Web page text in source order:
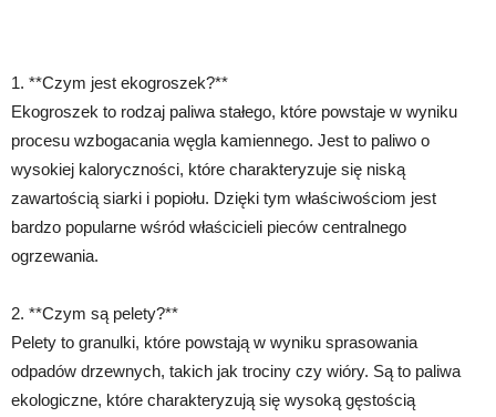
1. **Czym jest ekogroszek?**
Ekogroszek to rodzaj paliwa stałego, które powstaje w wyniku
procesu wzbogacania węgla kamiennego. Jest to paliwo o
wysokiej kaloryczności, które charakteryzuje się niską
zawartością siarki i popiołu. Dzięki tym właściwościom jest
bardzo popularne wśród właścicieli pieców centralnego
ogrzewania.
2. **Czym są pelety?**
Pelety to granulki, które powstają w wyniku sprasowania
odpadów drzewnych, takich jak trociny czy wióry. Są to paliwa
ekologiczne, które charakteryzują się wysoką gęstością